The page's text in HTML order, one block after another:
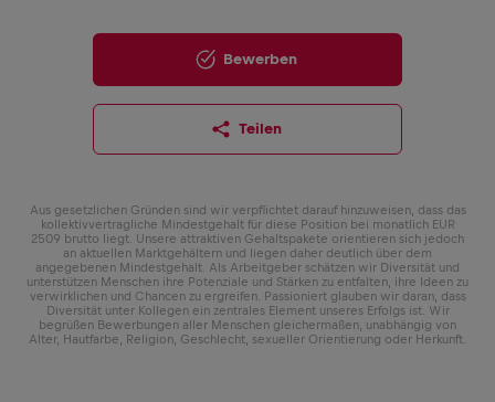
Bewerben
Teilen
Aus gesetzlichen Gründen sind wir verpflichtet darauf hinzuweisen, dass das
kollektivvertragliche Mindestgehalt für diese Position bei monatlich EUR
2509 brutto liegt. Unsere attraktiven Gehaltspakete orientieren sich jedoch
an aktuellen Marktgehältern und liegen daher deutlich über dem
angegebenen Mindestgehalt. Als Arbeitgeber schätzen wir Diversität und
unterstützen Menschen ihre Potenziale und Stärken zu entfalten, ihre Ideen zu
verwirklichen und Chancen zu ergreifen. Passioniert glauben wir daran, dass
Diversität unter Kollegen ein zentrales Element unseres Erfolgs ist. Wir
begrüßen Bewerbungen aller Menschen gleichermaßen, unabhängig von
Alter, Hautfarbe, Religion, Geschlecht, sexueller Orientierung oder Herkunft.